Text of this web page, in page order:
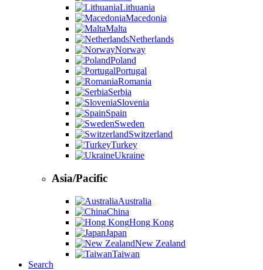
Lithuania
Macedonia
Malta
Netherlands
Norway
Poland
Portugal
Romania
Serbia
Slovenia
Spain
Sweden
Switzerland
Turkey
Ukraine
Asia/Pacific
Australia
China
Hong Kong
Japan
New Zealand
Taiwan
Search